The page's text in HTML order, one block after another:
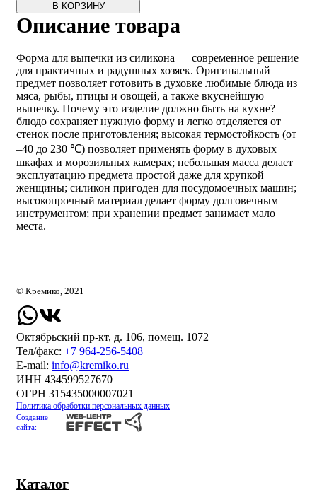
В КОРЗИНУ
Описание товара
Форма для выпечки из силикона — современное решение
для практичных и радушных хозяек. Оригинальный
предмет позволяет готовить в духовке любимые блюда из
мяса, рыбы, птицы и овощей, а также вкуснейшую
выпечку. Почему это изделие должно быть на кухне?
блюдо сохраняет нужную форму и легко отделяется от
стенок после приготовления; высокая термостойкость (от
–40 до 230 ℃) позволяет применять форму в духовых
шкафах и морозильных камерах; небольшая масса делает
эксплуатацию предмета простой даже для хрупкой
женщины; силикон пригоден для посудомоечных машин;
высокопрочный материал делает форму долговечным
инструментом; при хранении предмет занимает мало
места.
Каталог
© Кремико, 2021
Октябрьский пр-кт, д. 106, помещ. 1072
Тел/факс: +7 964-256-5408
Е-mail: info@kremiko.ru
ИНН 434599527670
ОГРН 315435000007021
Политика обработки персональных данных
Создание
сайта: